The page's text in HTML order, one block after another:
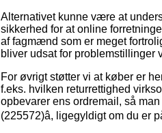
Alternativet kunne være at
sikkerhed for at online
af fagmænd som er meget
bliver udsat for problemstillinger
For øvrigt støtter vi at køber er
f.eks. hvilken returrettighed
opbevarer ens ordremail, så
(225572)â, ligegyldigt om du